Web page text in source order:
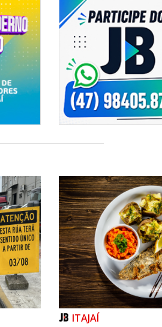
2026 | 07:00
metragem navegantino estreia no Cineteatro
com debate sobre direitos da mulher
ITAJAÍ